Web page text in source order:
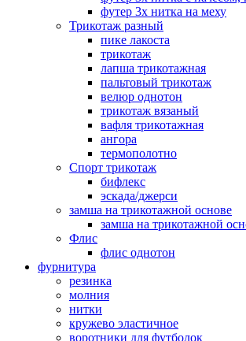
футер 3х нитка на меху
Трикотаж разный
пике лакоста
трикотаж
лапша трикотажная
пальтовый трикотаж
велюр однотон
трикотаж вязаный
вафля трикотажная
ангора
термополотно
Спорт трикотаж
бифлекс
эскада/джерси
замша на трикотажной основе
замша на трикотажной
Флис
флис однотон
фурнитура
резинка
молния
нитки
кружево эластичное
воротники для футболок